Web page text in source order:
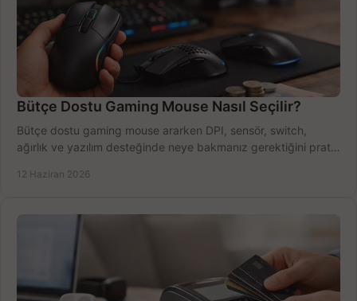
Bütçe Dostu Gaming Mouse Nasıl Seçilir?
Bütçe dostu gaming mouse ararken DPI, sensör, switch,
ağırlık ve yazılım desteğinde neye bakmanız gerektiğini pratik
12 Haziran 2026